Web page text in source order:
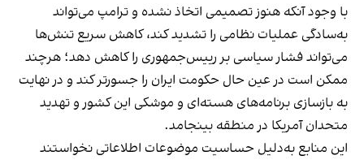
با وجود آنکه هنوز تصمیمی اتخاذ نشده و ترامپ می‌تواند
به‌سادگی عملیات نظامی را تشدید کند، کاهش سریع تنش‌ها
می‌تواند فشار سیاسی بر رییس‌جمهوری را کاهش دهد؛ هرچند
ممکن است در عین حال حکومت ایران را جسورتر کند و در نهایت
به بازسازی برنامه‌های هسته‌ای و موشکی این کشور و تهدید
متحدان آمریکا در منطقه بینجامد.
این منابع به‌دلیل حساسیت موضوعات اطلاعاتی نخواستند